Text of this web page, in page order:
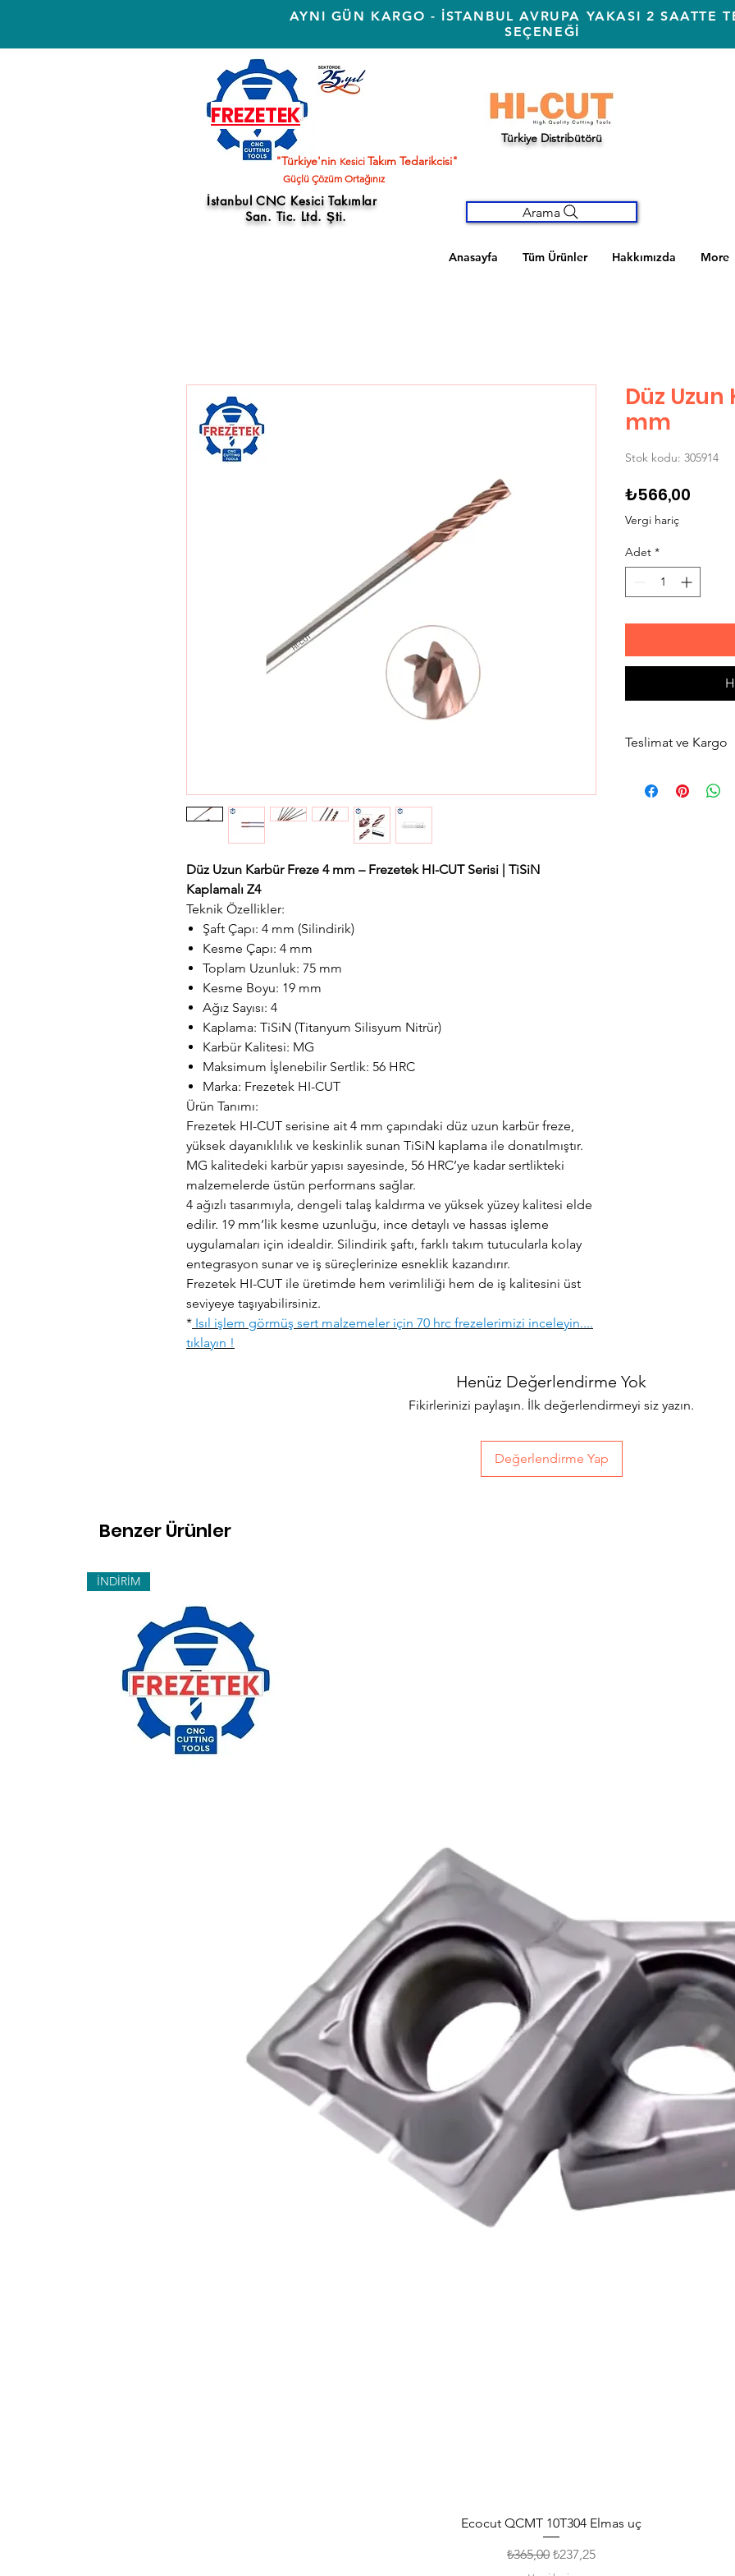
AYNI GÜN KARGO - İSTANBUL AVRUPA YAKASI 2 SAATTE
SEÇENEĞİ
FREZETEK
"Türkiye'nin Kesici Takım Tedarikcisi"
Türkiye Distribütörü
Güçlü Çözüm Ortağınız
İstanbul CNC Kesici Takımlar
San. Tic. Ltd. Şti.
Arama
Anasayfa Tüm Ürünler Hakkımızda More
Düz Uzun Karbür Freze 4 mm – Frezetek HI-CUT Serisi | TiSiN
Kaplamalı Z4
Teknik Özellikler:
Şaft Çapı: 4 mm (Silindirik)
Kesme Çapı: 4 mm
Toplam Uzunluk: 75 mm
Kesme Boyu: 19 mm
Ağız Sayısı: 4
Kaplama: TiSiN (Titanyum Silisyum Nitrür)
Karbür Kalitesi: MG
Maksimum İşlenebilir Sertlik: 56 HRC
Marka: Frezetek HI-CUT
Ürün Tanımı:
Frezetek HI-CUT serisine ait 4 mm çapındaki düz uzun karbür freze,
yüksek dayanıklılık ve keskinlik sunan TiSiN kaplama ile donatılmıştır.
MG kalitedeki karbür yapısı sayesinde, 56 HRC’ye kadar sertlikteki
malzemelerde üstün performans sağlar.
4 ağızlı tasarımıyla, dengeli talaş kaldırma ve yüksek yüzey kalitesi elde
edilir. 19 mm’lik kesme uzunluğu, ince detaylı ve hassas işleme
uygulamaları için idealdir. Silindirik şaftı, farklı takım tutucularla kolay
entegrasyon sunar ve iş süreçlerinize esneklik kazandırır.
Frezetek HI-CUT ile üretimde hem verimliliği hem de iş kalitesini üst
seviyeye taşıyabilirsiniz.
* Isıl işlem görmüş sert malzemeler için 70 hrc frezelerimizi inceleyin....
tıklayın !
Düz
mm
Stok kodu: 305914
₺566,00
Vergi hariç
Adet *
Teslimat ve Kargo
gün içerisinde
Henüz Değerlendirme Yok
Fikirlerinizi paylaşın. İlk değerlendirmeyi siz yazın.
Değerlendirme Yap
Benzer Ürünler
İNDİRİM
Ecocut QCMT 10T304 Elmas uç
Normal Fiyat
₺365,00 İndirimli Fiyat
₺237,25